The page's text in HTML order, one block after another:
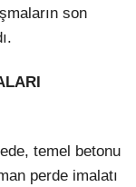
son
temel betonu
perde imalatı